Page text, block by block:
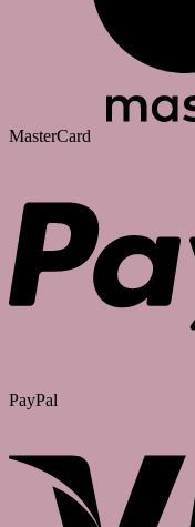
MasterCard
PayPal